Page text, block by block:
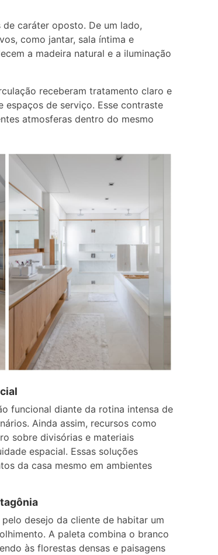
caráter oposto. De um lado,
como jantar, sala íntima e
a madeira natural e a iluminação
receberam tratamento claro e
espaços de serviço. Esse contraste
atmosferas dentro do mesmo
funcional diante da rotina intensa de
Ainda assim, recursos como
sobre divisórias e materiais
espacial. Essas soluções
da casa mesmo em ambientes
desejo da cliente de habitar um
A paleta combina o branco
às florestas densas e paisagens